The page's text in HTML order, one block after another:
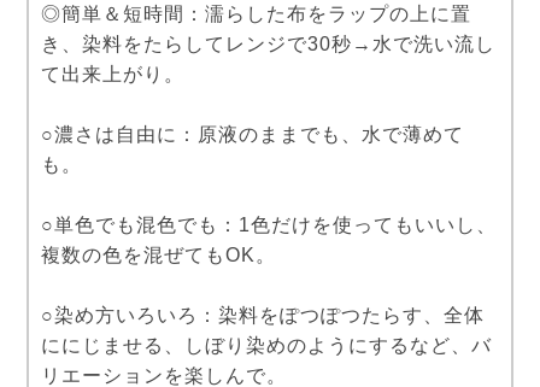
◎簡単＆短時間：濡らした布をラップの上に置
き、染料をたらしてレンジで30秒→水で洗い流し
て出来上がり。
○濃さは自由に：原液のままでも、水で薄めて
も。
○単色でも混色でも：1色だけを使ってもいいし、
複数の色を混ぜてもOK。
○染め方いろいろ：染料をぽつぽつたらす、全体
ににじませる、しぼり染めのようにするなど、バ
リエーションを楽しんで。